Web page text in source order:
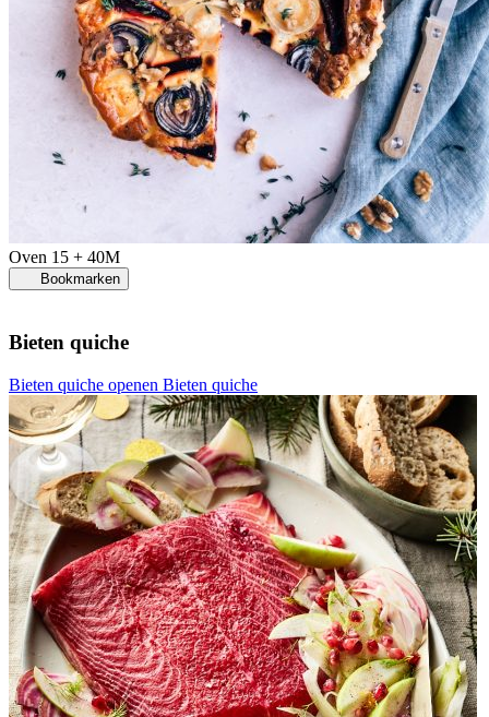
Oven 15 + 40M
Bookmarken
Bieten quiche
Bieten quiche openen Bieten quiche